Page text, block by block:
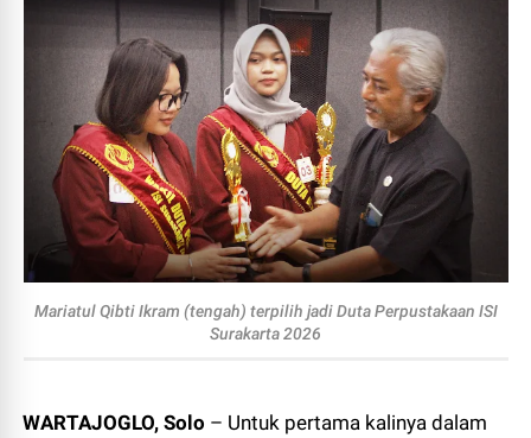
Mariatul Qibti Ikram (tengah) terpilih jadi Duta Perpustakaan ISI
Surakarta 2026
WARTAJOGLO, Solo – Untuk pertama kalinya dalam